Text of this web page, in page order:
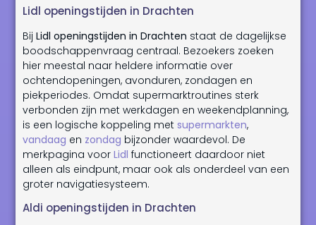
Lidl openingstijden in Drachten
BijLidl openingstijden in Drachten staat de dagelijkse
boodschappenvraag centraal. Bezoekers zoeken
hier meestal naar heldere informatie over
ochtendopeningen, avonduren, zondagen en
piekperiodes. Omdat supermarktroutines sterk
verbonden zijn met werkdagen en weekendplanning,
is een logische koppeling metsupermarkten,
vandaag en zondag bijzonder waardevol. De
merkpagina voorLidl functioneert daardoor niet
alleen als eindpunt, maar ook als onderdeel van een
groter navigatiesysteem.
Aldi openingstijden in Drachten